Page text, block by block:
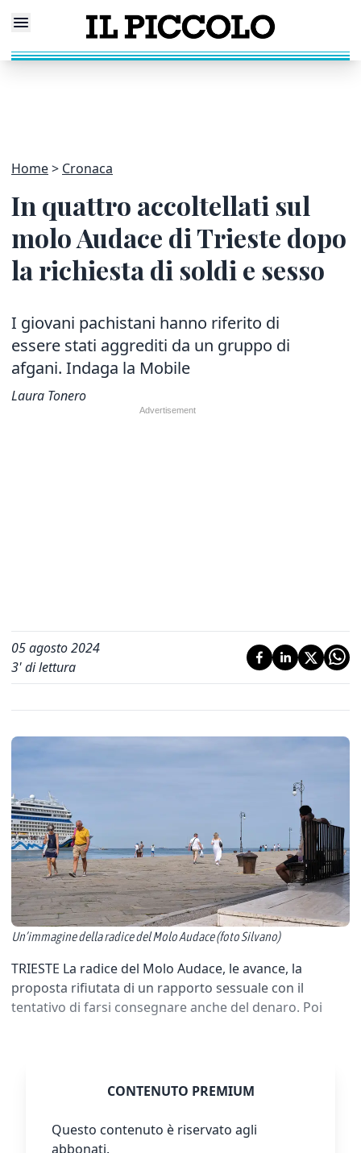
Home Cronaca
In quattro accoltellati sul
molo Audace di Trieste dopo
la richiesta di soldi e sesso
I giovani pachistani hanno riferito di
essere stati aggrediti da un gruppo di
afgani. Indaga la Mobile
Laura Tonero
05 agosto 2024
3' di lettura
Un’immagine della radice del Molo Audace (foto Silvano)
TRIESTE La radice del Molo Audace, le avance, la
proposta rifiutata di un rapporto sessuale con il
tentativo di farsi consegnare anche del denaro. Poi
CONTENUTO PREMIUM
Questo contenuto è riservato agli
abbonati.